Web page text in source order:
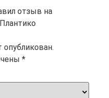
отзыв на
*